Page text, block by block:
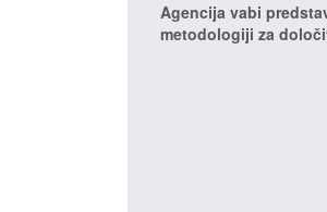
Agencija vabi
metodologiji za